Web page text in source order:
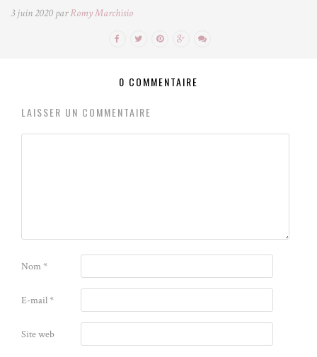
3 juin 2020 parRomy Marchisio
0 COMMENTAIRE
LAISSER UN COMMENTAIRE
Nom*
E-mail*
Site web